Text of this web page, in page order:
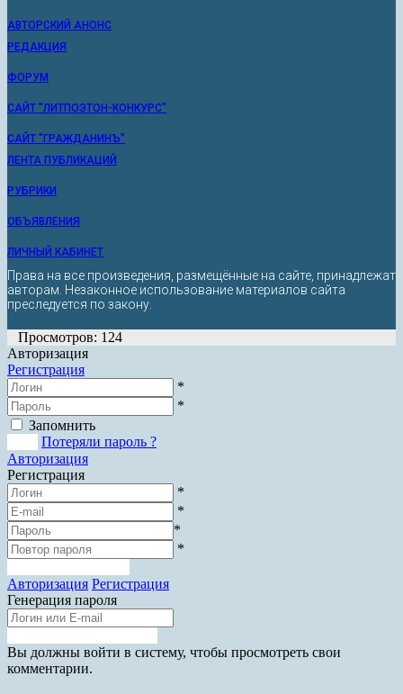
АВТОРСКИЙ АНОНС
РЕДАКЦИЯ
ФОРУМ
САЙТ "ЛИТПОЭТОН-КОНКУРС"
САЙТ "ГРАЖДАНИНЪ"
ЛЕНТА ПУБЛИКАЦИЙ
РУБРИКИ
ОБЪЯВЛЕНИЯ
ЛИЧНЫЙ КАБИНЕТ
Права на все произведения, размещённые на сайте, принадлежат
авторам. Незаконное использование материалов сайта
преследуется по закону.
Просмотров: 124
Авторизация
Регистрация
*
*
Запомнить
Потеряли пароль ?
Авторизация
Регистрация
*
*
*
*
Авторизация Регистрация
Генерация пароля
Прокрутка
вверх
Вы должны войти в систему, чтобы просмотреть свои
комментарии.